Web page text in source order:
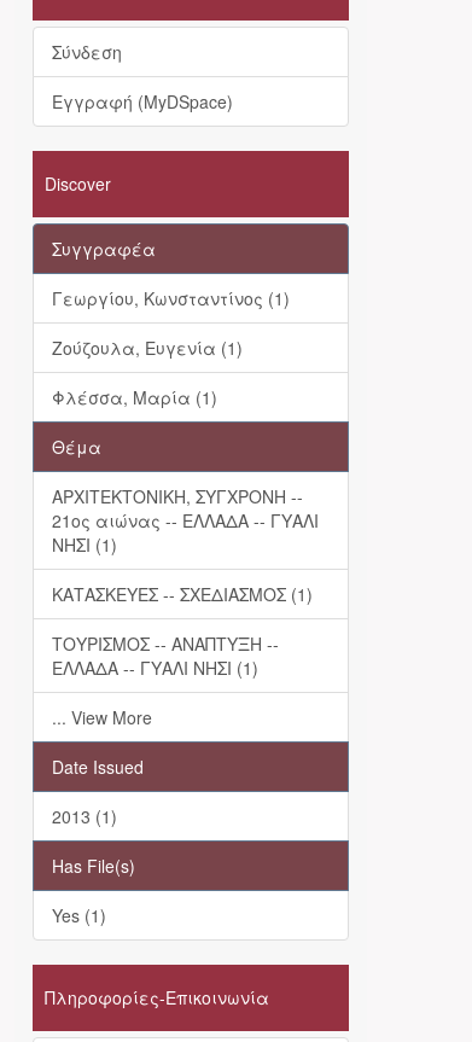
Σύνδεση
Εγγραφή (MyDSpace)
Discover
Συγγραφέα
Γεωργίου, Κωνσταντίνος (1)
Ζούζουλα, Ευγενία (1)
Φλέσσα, Μαρία (1)
Θέμα
ΑΡΧΙΤΕΚΤΟΝΙΚΗ, ΣΥΓΧΡΟΝΗ --
21ος αιώνας -- ΕΛΛΑΔΑ -- ΓΥΑΛΙ
ΝΗΣΙ (1)
ΚΑΤΑΣΚΕΥΕΣ -- ΣΧΕΔΙΑΣΜΟΣ (1)
ΤΟΥΡΙΣΜΟΣ -- ΑΝΑΠΤΥΞΗ --
ΕΛΛΑΔΑ -- ΓΥΑΛΙ ΝΗΣΙ (1)
... View More
Date Issued
2013 (1)
Has File(s)
Yes (1)
Πληροφορίες-Επικοινωνία